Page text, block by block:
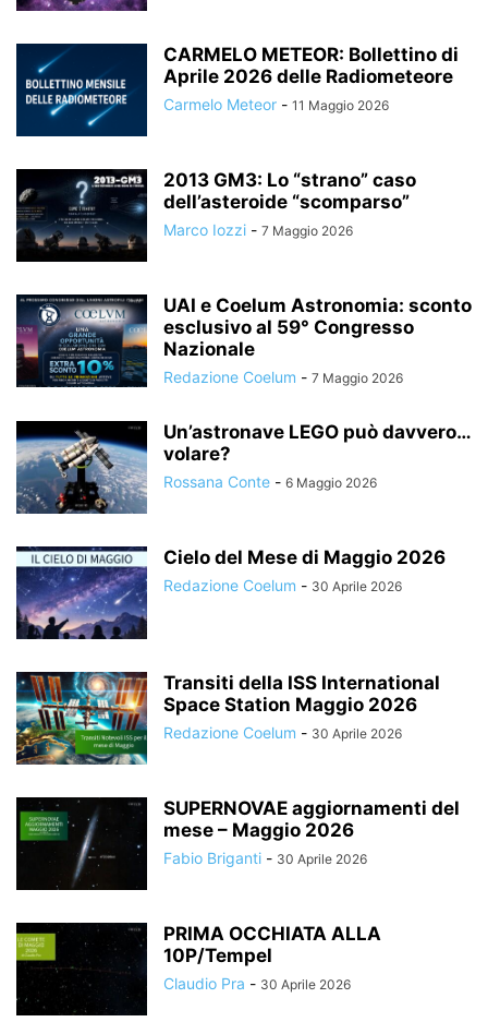
CARMELO METEOR: Bollettino di
Aprile 2026 delle Radiometeore
Carmelo Meteor - 11 Maggio 2026
2013 GM3: Lo “strano” caso
dell’asteroide “scomparso”
Marco Iozzi - 7 Maggio 2026
UAI e Coelum Astronomia: sconto
esclusivo al 59° Congresso
Nazionale
Redazione Coelum - 7 Maggio 2026
Un’astronave LEGO può davvero…
volare?
Rossana Conte - 6 Maggio 2026
Cielo del Mese di Maggio 2026
Redazione Coelum - 30 Aprile 2026
Transiti della ISS International
Space Station Maggio 2026
Redazione Coelum - 30 Aprile 2026
SUPERNOVAE aggiornamenti del
mese – Maggio 2026
Fabio Briganti - 30 Aprile 2026
PRIMA OCCHIATA ALLA
10P/Tempel
Claudio Pra - 30 Aprile 2026